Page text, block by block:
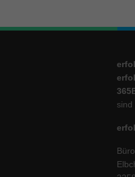
sind